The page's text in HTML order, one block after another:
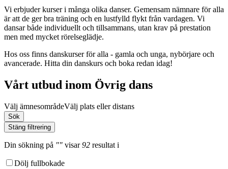
Vi erbjuder kurser i många olika danser. Gemensam nämnare för alla
är att de ger bra träning och en lustfylld flykt från vardagen. Vi
dansar både individuellt och tillsammans, utan krav på prestation
men med mycket rörelseglädje.
Hos oss finns danskurser för alla - gamla och unga, nybörjare och
avancerade. Hitta din danskurs och boka redan idag!
Vårt utbud inom Övrig dans
Välj ämnesområdeVälj plats eller distans
Sök
Stäng filtrering
Din sökning på "" visar92 resultat i
Dölj fullbokade